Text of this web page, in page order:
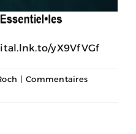
yX9VfVGf
| Commentaires